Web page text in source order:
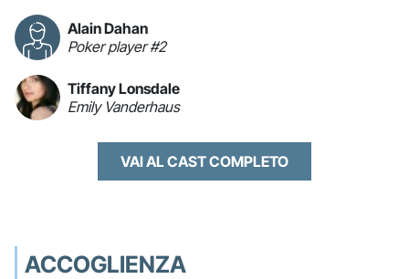
Alain Dahan
Poker player #2
Tiffany Lonsdale
Emily Vanderhaus
VAI AL CAST COMPLETO
ACCOGLIENZA